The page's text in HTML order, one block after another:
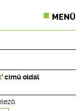
MENÜ
' című oldal